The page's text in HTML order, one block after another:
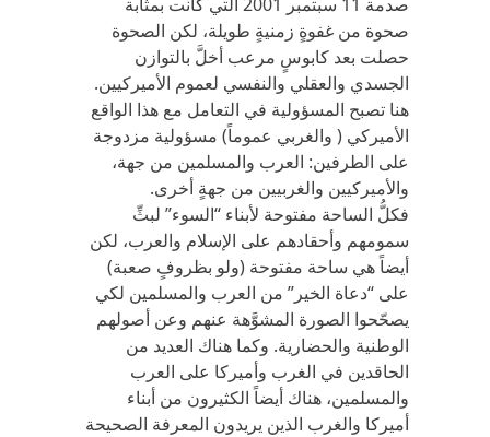
صحوة من غفوةٍ زمنيةٍ طويلة، لكن الصحوة
حصلت بعد كابوسٍ مرعب أخلَّ بالتوازن
الجسدي والعقلي والنفسي لعموم الأميركيين.
هنا تصبح المسؤولية في التعامل مع هذا الواقع
الأميركي ( والغربي عموماً) مسؤولية مزدوجة
على الطرفين: العرب والمسلمين من جهة،
والأميركيين والغربيين من جهةٍ أخرى.
فكلُّ الساحة مفتوحة لأبناء “السوء” لبثِّ
سمومهم وأحقادهم على الإسلام والعرب، لكن
أيضاً هي ساحة مفتوحة (ولو بظروفٍ صعبة)
على “دعاة الخير” من العرب والمسلمين لكي
يصحّحوا الصورة المشوَّهة عنهم وعن أصولهم
الوطنية والحضارية. وكما هناك العديد من
الحاقدين في الغرب وأميركا على العرب
والمسلمين، هناك أيضاً الكثيرون من أبناء
أميركا والغرب الذين يريدون المعرفة الصحيحة